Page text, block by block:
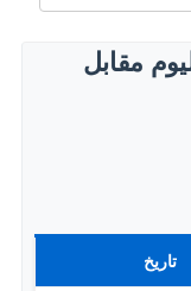
مقابل
تاريخ